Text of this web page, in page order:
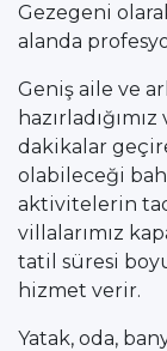
Gezegeni
alanda
Geniş aile ve
dakikalar
olabileceği
aktivitelerin
villalarımız
tatil süresi
hizmet verir.
Yatak, oda,